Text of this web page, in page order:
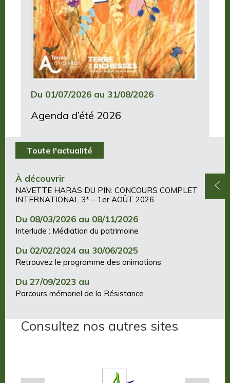
Du 01/07/2026 au 31/08/2026
Agenda d’été 2026
Toute l'actualité
À découvrir
NAVETTE HARAS DU PIN: CONCOURS COMPLET
INTERNATIONAL 3* – 1er AOÛT 2026
Du 08/03/2026 au 08/11/2026
Interlude : Médiation du patrimoine
Du 02/02/2024 au 30/06/2025
Retrouvez le programme des animations
Du 27/09/2023 au
Parcours mémoriel de la Résistance
Consultez nos autres sites